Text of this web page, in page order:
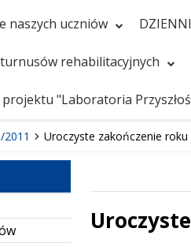
naszych uczniów
rehabilitacyjnych
"Laboratoria
2011 Uroczyste zakończenie